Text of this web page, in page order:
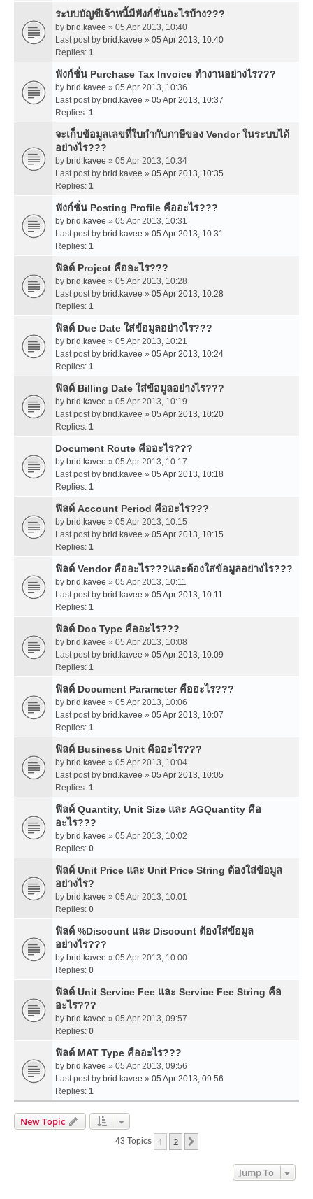
ระบบบัญชีเจ้าหนี้มีฟังก์ชั่นอะไรบ้าง???
by brid.kavee » 05 Apr 2013, 10:40
Last post by brid.kavee » 05 Apr 2013, 10:40
Replies: 1
ฟังก์ชั่น Purchase Tax Invoice ทำงานอย่างไร???
by brid.kavee » 05 Apr 2013, 10:36
Last post by brid.kavee » 05 Apr 2013, 10:37
Replies: 1
จะเก็บข้อมูลเลขที่ใบกำกับภาษีของ Vendor ในระบบได้
อย่างไร???
by brid.kavee » 05 Apr 2013, 10:34
Last post by brid.kavee » 05 Apr 2013, 10:35
Replies: 1
ฟังก์ชั่น Posting Profile คืออะไร???
by brid.kavee » 05 Apr 2013, 10:31
Last post by brid.kavee » 05 Apr 2013, 10:31
Replies: 1
ฟิลด์ Project คืออะไร???
by brid.kavee » 05 Apr 2013, 10:28
Last post by brid.kavee » 05 Apr 2013, 10:28
Replies: 1
ฟิลด์ Due Date ใส่ข้อมูลอย่างไร???
by brid.kavee » 05 Apr 2013, 10:21
Last post by brid.kavee » 05 Apr 2013, 10:24
Replies: 1
ฟิลด์ Billing Date ใส่ข้อมูลอย่างไร???
by brid.kavee » 05 Apr 2013, 10:19
Last post by brid.kavee » 05 Apr 2013, 10:20
Replies: 1
Document Route คืออะไร???
by brid.kavee » 05 Apr 2013, 10:17
Last post by brid.kavee » 05 Apr 2013, 10:18
Replies: 1
ฟิลด์ Account Period คืออะไร???
by brid.kavee » 05 Apr 2013, 10:15
Last post by brid.kavee » 05 Apr 2013, 10:15
Replies: 1
ฟิลด์ Vendor คืออะไร???และต้องใส่ข้อมูลอย่างไร???
by brid.kavee » 05 Apr 2013, 10:11
Last post by brid.kavee » 05 Apr 2013, 10:11
Replies: 1
ฟิลด์ Doc Type คืออะไร???
by brid.kavee » 05 Apr 2013, 10:08
Last post by brid.kavee » 05 Apr 2013, 10:09
Replies: 1
ฟิลด์ Document Parameter คืออะไร???
by brid.kavee » 05 Apr 2013, 10:06
Last post by brid.kavee » 05 Apr 2013, 10:07
Replies: 1
ฟิลด์ Business Unit คืออะไร???
by brid.kavee » 05 Apr 2013, 10:04
Last post by brid.kavee » 05 Apr 2013, 10:05
Replies: 1
ฟิลด์ Quantity, Unit Size และ AGQuantity คือ
อะไร???
by brid.kavee » 05 Apr 2013, 10:02
Replies: 0
ฟิลด์ Unit Price และ Unit Price String ต้องใส่ข้อมูล
อย่างไร?
by brid.kavee » 05 Apr 2013, 10:01
Replies: 0
ฟิลด์ %Discount และ Discount ต้องใส่ข้อมูล
อย่างไร???
by brid.kavee » 05 Apr 2013, 10:00
Replies: 0
ฟิลด์ Unit Service Fee และ Service Fee String คือ
อะไร???
by brid.kavee » 05 Apr 2013, 09:57
Replies: 0
ฟิลด์ MAT Type คืออะไร???
by brid.kavee » 05 Apr 2013, 09:56
Last post by brid.kavee » 05 Apr 2013, 09:56
Replies: 1
New Topic
43 Topics 1 2
Jump To